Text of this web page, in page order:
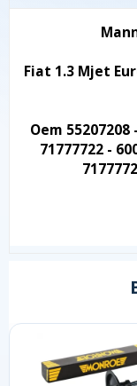
Fiat 1.3 Mjet
Oem 55207208
71777722 -